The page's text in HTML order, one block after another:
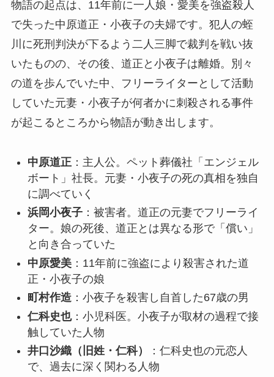
物語の起点は、11年前に一人娘・愛美を強盗殺人
で失った中原道正・小夜子の夫婦です。犯人の蛭
川に死刑判決が下るよう二人三脚で裁判を戦い抜
いたものの、その後、道正と小夜子は離婚。別々
の道を歩んでいた中、フリーライターとして活動
していた元妻・小夜子が何者かに刺殺される事件
が起こるところから物語が動き出します。
中原道正：主人公。ペット葬儀社「エンジェル
ボート」社長。元妻・小夜子の死の真相を独自
に調べていく
浜岡小夜子：被害者。道正の元妻でフリーライ
ター。娘の死後、道正とは異なる形で「償い」
と向き合っていた
中原愛美：11年前に強盗により殺害された道
正・小夜子の娘
町村作造：小夜子を殺害し自首した67歳の男
仁科史也：小児科医。小夜子が取材の過程で接
触していた人物
井口沙織（旧姓・仁科）
：仁科史也の元恋人
で、過去に深く関わる人物